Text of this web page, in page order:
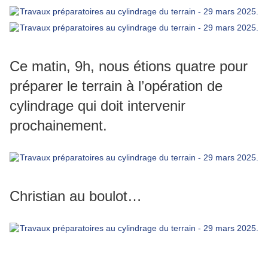
Ce matin, 9h, nous étions quatre pour
préparer le terrain à l’opération de
cylindrage qui doit intervenir
prochainement.
Christian au boulot…